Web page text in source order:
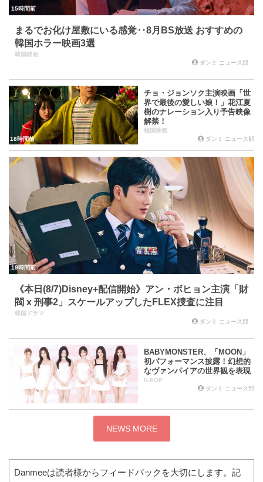
15時間前
まるでお化け屋敷にいる感覚‥8月BS放送 おすすめの
韓国ホラー映画3選
韓国映画
ダンミ ニュース部
18時間前
チョ・ジョンソク主演映画「世
界で最後の愛しい娘！」花江夏
樹のナレーション入り予告映像
解禁！
韓国映画
ダンミ ニュース部
19時間前
《本日(8/7)Disney+配信開始》アン・ボヒョン主演「財
閥 x 刑事2」スケールアップしたFLEX捜査に注目
韓国ドラマ
ダンミ ニュース部
19時間前
BABYMONSTER、「MOON」
初パフォーマンス披露！幻想的
なヴァンパイアの世界観を表現
K-POP
ダンミ ニュース部
NEWS MORE
Danmeeは読者様からフィードバックを大切にします。記